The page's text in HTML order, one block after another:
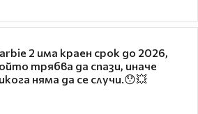
2 има краен срок до 2026,
трябва да спази, иначе
няма да се случи.😯💥